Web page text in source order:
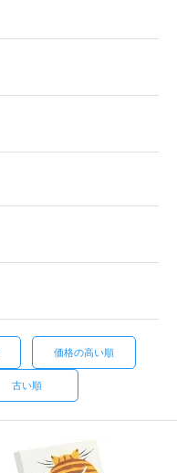
価格の高い順
古い順